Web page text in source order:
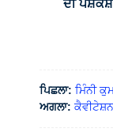
ਦੀ
ਪਿਛਲਾ: ਮਿੰਨੀ
ਅਗਲਾ: